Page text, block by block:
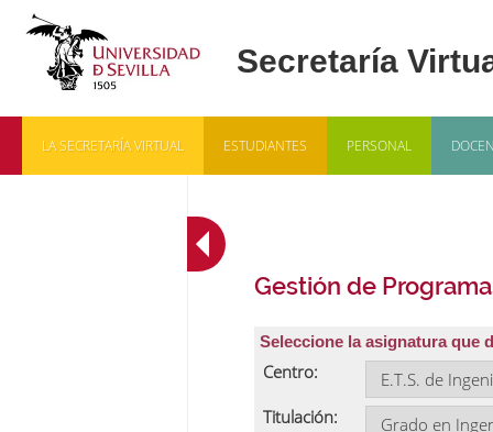
LA SECRETARÍA VIRTUAL ESTUDIANTES PERSONAL
Gestión de
Seleccione la asignatura que
Centro:
Titulación: